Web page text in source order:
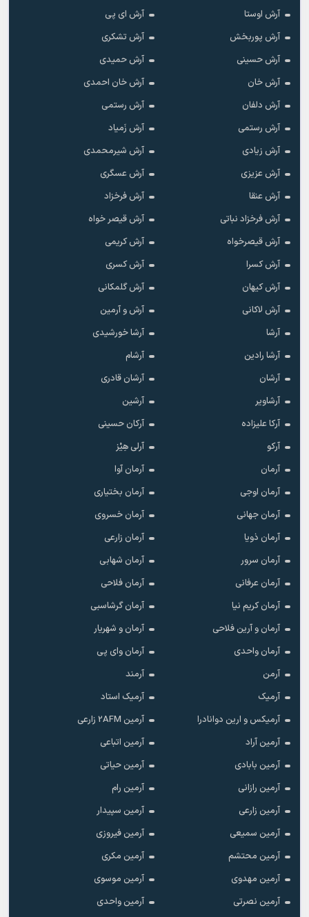
آرش اوستا
آرش ای پی
آرش پوربخش
آرش تشکری
آرش حسینی
آرش حمیدی
آرش خان
آرش خان احمدی
آرش دلفان
آرش رستمى
آرش رستمی
آرش زَمیاد
آرش زیادی
آرش شیرمحمدی
آرش عزیزی
آرش عسگری
آرش عنقا
آرش فرخزاد
آرش فرخزاد نباتی
آرش قیصر خواه
آرش قیصرخواه
آرش کریمی
آرش کسرا
آرش کسری
آرش کیهان
آرش گلمکانی
آرش لاکانی
آرش و آرمین
آرشا
آرشا خورشیدی
آرشا رادین
آرشام
آرشان
آرشان قادری
آرشاویر
آرشین
آرکا علیزاده
آرکان حسینی
آرکو
آرلی هِیْز
آرمان
آرمان آوا
آرمان اوجی
آرمان بختیاری
آرمان جهانی
آرمان خسروی
آرمان ذویا
آرمان زارعی
آرمان سرور
آرمان شهابی
آرمان عرفانی
آرمان فلاحی
آرمان کریم نیا
آرمان گرشاسبی
آرمان و آرین فلاحی
آرمان و شهریار
آرمان واحدی
آرمان وای پی
آرمن
آرمند
آرمیک
آرمیک استاد
آرمیکس و ارین دوانادرا
آرمین 2AFM زارعی
آرمین آراد
آرمین اتباعی
آرمین بابادی
آرمین حیاتی
آرمین رازانی
آرمین رام
آرمین زارعی
آرمین سپیدار
آرمین سمیعی
آرمین فیروزی
آرمین محتشم
آرمین مکری
آرمین مهدوی
آرمین موسوی
آرمین نصرتی
آرمین واحدی